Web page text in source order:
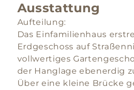
Ausstattung
Aufteilung:
Das Einfamilienhaus
Erdgeschoss auf
vollwertiges
der Hanglage ebenerdig
Über eine kleine Brücke